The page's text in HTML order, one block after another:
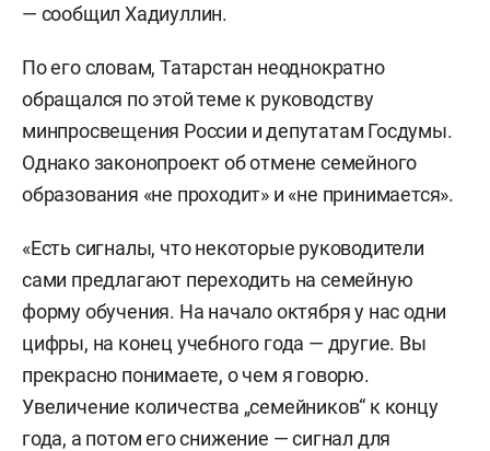
— сообщил Хадиуллин.
По его словам, Татарстан неоднократно
обращался по этой теме к руководству
минпросвещения России и депутатам Госдумы.
Однако законопроект об отмене семейного
образования «не проходит» и «не принимается».
«Есть сигналы, что некоторые руководители
сами предлагают переходить на семейную
форму обучения. На начало октября у нас одни
цифры, на конец учебного года — другие. Вы
прекрасно понимаете, о чем я говорю.
Увеличение количества „семейников“ к концу
года, а потом его снижение — сигнал для